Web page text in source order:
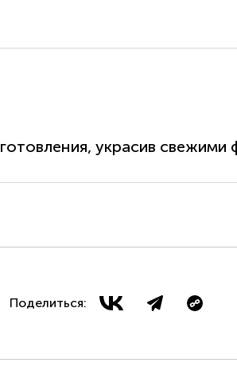
украсив свежими
Поделиться: